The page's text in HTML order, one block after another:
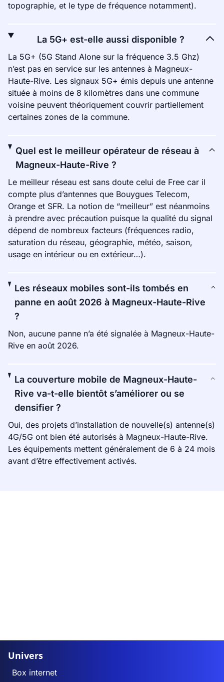
topographie, et le type de fréquence notamment).
La 5G+ est-elle aussi disponible ?
La 5G+ (5G Stand Alone sur la fréquence 3.5 Ghz)
n’est pas en service sur les antennes à Magneux-
Haute-Rive. Les signaux 5G+ émis depuis une antenne
située à moins de 8 kilomètres dans une commune
voisine peuvent théoriquement couvrir partiellement
certaines zones de la commune.
Quel est le meilleur opérateur de réseau à
Magneux-Haute-Rive ?
Le meilleur réseau est sans doute celui de Free car il
compte plus d’antennes que Bouygues Telecom,
Orange et SFR. La notion de “meilleur” est néanmoins
à prendre avec précaution puisque la qualité du signal
dépend de nombreux facteurs (fréquences radio,
saturation du réseau, géographie, météo, saison,
usage en intérieur ou en extérieur…).
Les réseaux mobiles sont-ils tombés en
panne en août 2026 à Magneux-Haute-Rive
?
Non, aucune panne n’a été signalée à Magneux-Haute-
Rive en août 2026.
La couverture mobile de Magneux-Haute-
Rive va-t-elle bientôt s’améliorer ou se
densifier ?
Oui, des projets d’installation de nouvelle(s) antenne(s)
4G/5G ont bien été autorisés à Magneux-Haute-Rive.
Les équipements mettent généralement de 6 à 24 mois
avant d’être effectivement activés.
Univers
Box internet